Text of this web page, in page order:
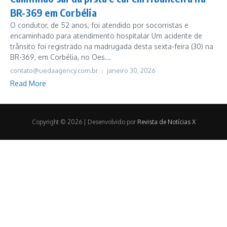
BR-369 em Corbélia
O condutor, de 52 anos, foi atendido por socorristas e
encaminhado para atendimento hospitalar Um acidente de
trânsito foi registrado na madrugada desta sexta-feira (30) na
BR-369, em Corbélia, no Oes...
contato@uedaagency.com.br janeiro 30, 2026
Read More
Copyright © 2026 | Desenvolvido por Revista de Notícias X